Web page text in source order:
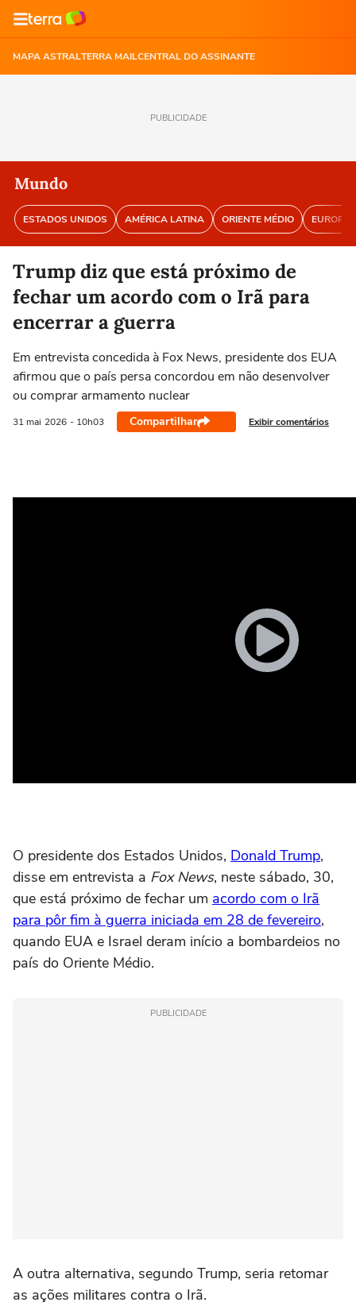
MAPA ASTRALTERRA MAILCENTRAL DO ASSINANTE
PUBLICIDADE
Mundo
ESTADOS UNIDOS AMÉRICA LATINA ORIENTE MÉDIO EUROPA
Trump diz que está próximo de
fechar um acordo com o Irã para
encerrar a guerra
Em entrevista concedida à Fox News, presidente dos EUA
afirmou que o país persa concordou em não desenvolver
ou comprar armamento nuclear
31 mai 2026 - 10h03 Compartilhar Exibir comentários
O presidente dos Estados Unidos, Donald Trump,
disse em entrevista a Fox News, neste sábado, 30,
que está próximo de fechar um acordo com o Irã
para pôr fim à guerra iniciada em 28 de fevereiro,
quando EUA e Israel deram início a bombardeios no
país do Oriente Médio.
PUBLICIDADE
A outra alternativa, segundo Trump, seria retomar
as ações militares contra o Irã.